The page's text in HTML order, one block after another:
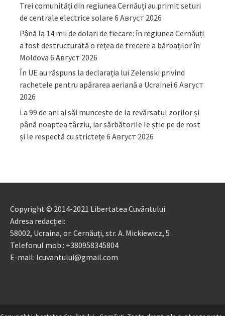
Trei comunități din regiunea Cernăuți au primit seturi
de centrale electrice solare 6 Август 2026
Până la 14 mii de dolari de fiecare: în regiunea Cernăuți
a fost destructurată o rețea de trecere a bărbaților în
Moldova 6 Август 2026
În UE au răspuns la declarația lui Zelenski privind
rachetele pentru apărarea aeriană a Ucrainei 6 Август
2026
La 99 de ani ai săi muncește de la revărsatul zorilor și
până noaptea târziu, iar sărbătorile le știe pe de rost
și le respectă cu strictețe 6 Август 2026
Copyright © 2014-2021 Libertatea Cuvântului
Adresa redacției:
58002, Ucraina, or. Cernăuți, str. A. Mickiewicz, 5
Telefonul mob.: +380958345804
E-mail: lcuvantului@gmail.com